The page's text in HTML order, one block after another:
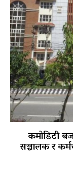
कमोडिटी
सञ्चालक र